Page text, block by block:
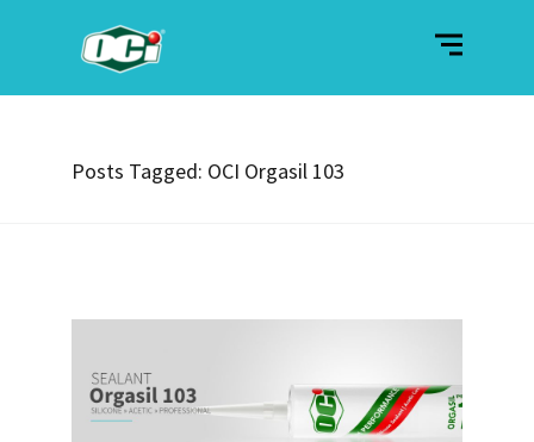
Posts Tagged: OCI Orgasil 103